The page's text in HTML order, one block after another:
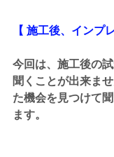
【 施工後、インプ
今回は、施工後の
聞くことが出来ま
た機会を見つけて
ます。